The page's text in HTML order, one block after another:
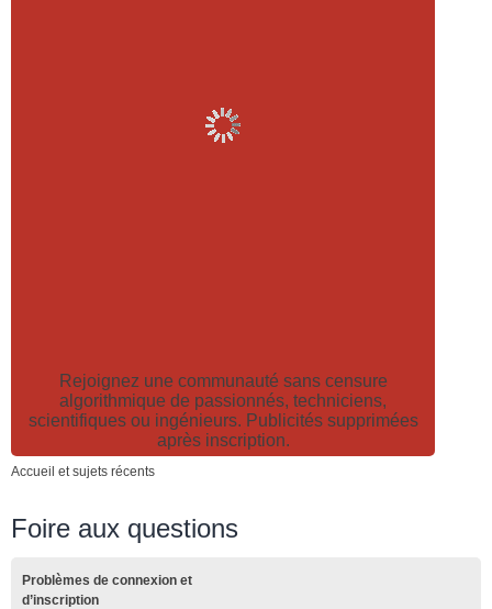
Rejoignez une communauté sans censure
algorithmique de passionnés, techniciens,
scientifiques ou ingénieurs. Publicités supprimées
après inscription.
Accueil et sujets récents
Foire aux questions
Problèmes de connexion et
d’inscription